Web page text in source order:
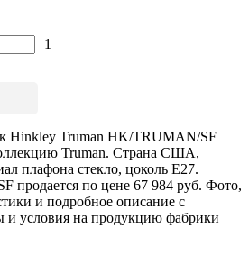
1
Hinkley Truman HK/TRUMAN/SF
Truman. Страна США,
плафона стекло, цоколь E27.
продается по цене 67 984 руб. Фото,
и подробное описание с
условия на продукцию фабрики